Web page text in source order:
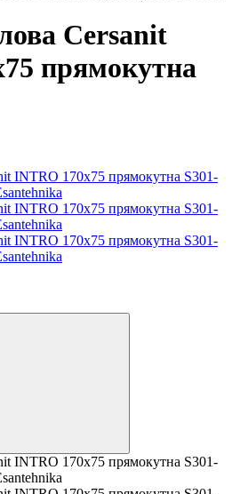
Cersanit
прямокутна